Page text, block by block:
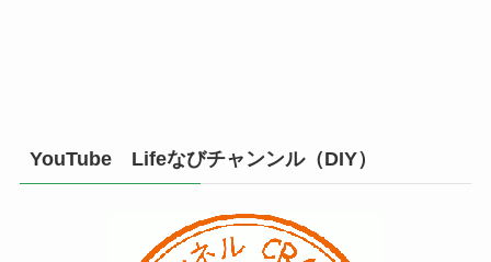
YouTube Lifeなびチャンンル（DIY）